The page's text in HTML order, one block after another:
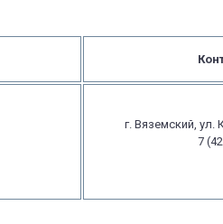
г. Вяземский, ул.
7